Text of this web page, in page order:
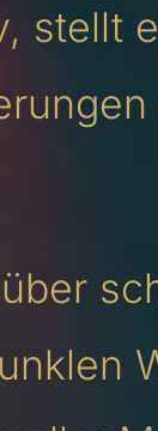
stellt